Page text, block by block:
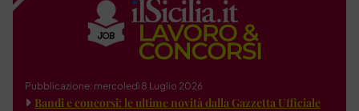
Pubblicazione: mercoledì 8 Luglio 2026
Bandi e concorsi: le ultime novità dalla Gazzetta Ufficiale